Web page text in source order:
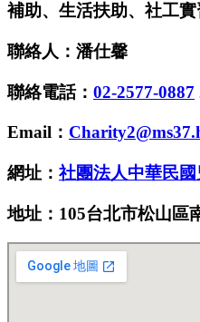
補助、生活扶助、社工
聯絡人：潘仕馨
聯絡電話： 02-2577-0887
Email：
網址： 社團法人中華民
地址：105台北市松山區